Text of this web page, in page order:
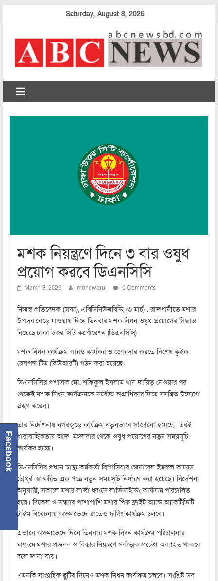
Saturday, August 8, 2026
abcnewsbd
মশক নিয়ন্ত্রণে দিনে ৩ বার ওষুধ
প্রয়োগ করবে ডিএনসিসি
March 3, 2026 monowarul 0 Comments
নিজস্ব প্রতিবেদক (ঢাকা), এবিসিনিউজবিডি, (৩ মার্চ) : রাজধানীতে মশার
উপদ্রব বেড়ে যাওয়ায় দিনে তিনবার মশক নিধন ওষুধ প্রয়োগের সিদ্ধান্ত
নিয়েছে ঢাকা উত্তর সিটি কর্পোরেশন (ডিএনসিসি)।
মশক নিধন কার্যক্রম আরও কার্যকর ও জোরদার করতে বিশেষ কুইক
রেসপন্স টিম (কিউআরটি) গঠন করা হয়েছে।
ডিএনসিসির প্রশাসক মো. শফিকুল ইসলাম খান দায়িত্ব নেওয়ার পর
থেকেই মশক নিধন কার্যক্রমকে সর্বোচ্চ অগ্রাধিকার দিয়ে সমন্বিত উদ্যোগ
গ্রহণ করেন।
তার নির্দেশনায় নগরজুড়ে কার্যক্রম নতুনভাবে সাজানো হয়েছে। এরই
ধারাবাহিকতায় আজ মঙ্গলবার থেকে ওষুধ প্রয়োগের নতুন সময়সূচি
কার্যকর হচ্ছে।
ডিএনসিসির প্রধান স্বাস্থ্য কর্মকর্তা ব্রিগেডিয়ার জেনারেল ইমরুল কায়েস
চৌধুরী স্বাক্ষরিত এক পত্রে নতুন সময়সূচি নির্ধারণ করা হয়েছে। নির্দেশনা
অনুযায়ী, সকালে মশার লার্ভা ধ্বংসে লার্ভিসাইডিং কার্যক্রম পরিচালিত
হবে। বিকেল ও সন্ধ্যার পাশাপাশি মশার পিক ফ্লাইট অ্যান্ড অ্যাকটিভিটি
টাইম বিবেচনায় অঞ্চলভেদে রাতেও ফগিং কার্যক্রম চলবে।
এভাবে অঞ্চলভেদে দিনে তিনবার মশক নিধন কার্যক্রম পরিচালনার
মাধ্যমে মশার প্রজনন ও বিস্তার নিয়ন্ত্রণে সর্বাত্মক প্রচেষ্টা অব্যাহত থাকবে
বলে জানা যায়।
এমনকি সাপ্তাহিক ছুটির দিনেও মশক নিধন কার্যক্রম চলবে। সংশ্লিষ্ট সব
Facebook